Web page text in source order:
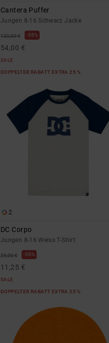
Cantera Puffer
Jungen 8-16 Schwarz Jacke
120,00 € 55%
54,00 €
SALE
DOPPELTER RABATT EXTRA 25 %
2
DC Corpo
Jungen 8-16 Weiss T-Shirt
25,00 € 55%
11,25 €
SALE
DOPPELTER RABATT EXTRA 25 %